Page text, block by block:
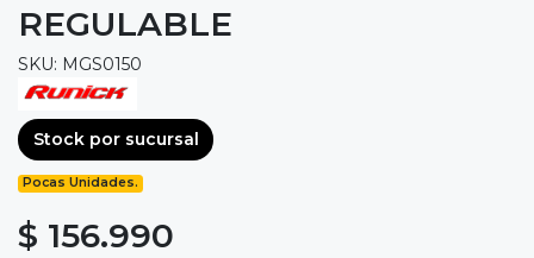
REGULABLE
SKU: MGS0150
Stock por sucursal
Pocas Unidades.
$ 156.990